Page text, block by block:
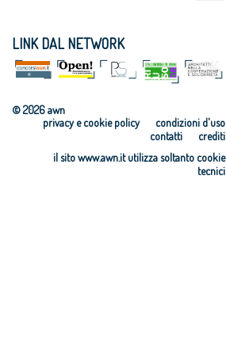
LINK DAL NETWORK
© 2026 awn
condizioni d'uso
privacy e cookie policy
crediti
contatti
il sito www.awn.it utilizza soltanto cookie
tecnici